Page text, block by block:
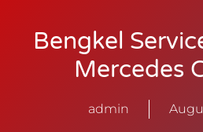
Bengkel
Mercedes
admin